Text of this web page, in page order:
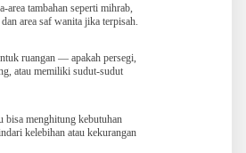
area tambahan seperti mihrab,
area saf wanita jika terpisah.
ruangan — apakah persegi,
atau memiliki sudut-sudut
bisa menghitung kebutuhan
kelebihan atau kekurangan